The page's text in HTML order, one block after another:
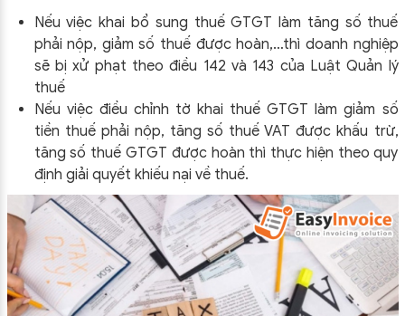
Nếu việc khai bổ sung thuế GTGT làm tăng số thuế
phải nộp, giảm số thuế được hoàn,…thì doanh nghiệp
sẽ bị xử phạt theo điều 142 và 143 của Luật Quản lý
thuế
Nếu việc điều chỉnh tờ khai thuế GTGT làm giảm số
tiền thuế phải nộp, tăng số thuế VAT được khấu trừ,
tăng số thuế GTGT được hoàn thì thực hiện theo quy
định giải quyết khiếu nại về thuế.